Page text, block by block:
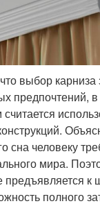
выбор
предпочтений,
сна человеку
мира.
предъявляется к
полного